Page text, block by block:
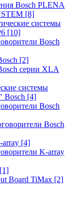
Bosch PLENA
[8]
системы
[10]
Bosch
[2]
серии XLA
системы
Bosch [4]
Bosch
Bosch
array [4]
K-array
[1]
Board TiMax [2]